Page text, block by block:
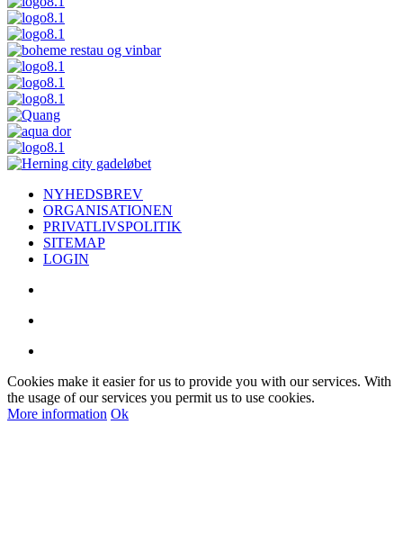
NYHEDSBREV
ORGANISATIONEN
PRIVATLIVSPOLITIK
SITEMAP
LOGIN
Cookies make it easier for us to provide you with our services. With
the usage of our services you permit us to use cookies.
More information Ok